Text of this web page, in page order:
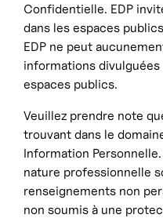
Confidentielle. EDP
dans les espaces
EDP ne peut
informations
espaces publics.
Veuillez prendre note
trouvant dans le
Information
nature professionnelle
renseignements non
non soumis à une